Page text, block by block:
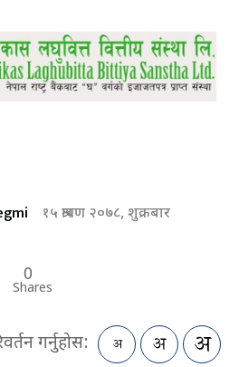
१५ श्रावण २०७८, शुक्रबार
0
Shares
गर्नुहोस: